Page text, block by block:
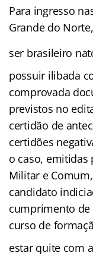
Para ingresso
Grande do
ser brasileiro
possuir ilibada
comprovada
previstos no
certidão de
certidões
o caso, emitidas
Militar e
candidato
cumprimento
curso de
estar quite com